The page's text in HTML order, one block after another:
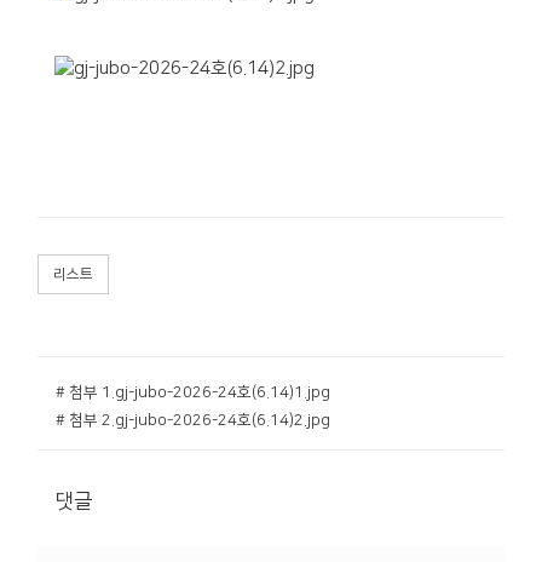
리스트
# 첨부 1.gj-jubo-2026-24호(6.14)1.jpg
# 첨부 2.gj-jubo-2026-24호(6.14)2.jpg
댓글